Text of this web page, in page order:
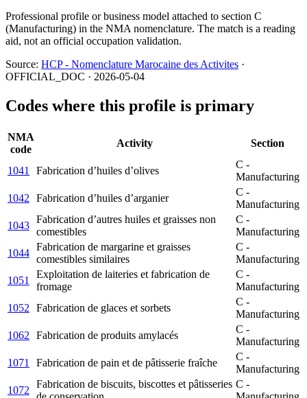
Professional profile or business model attached to section C
(Manufacturing) in the NMA nomenclature. The match is a reading
aid, not an official occupation validation.
Source: HCP - Nomenclature Marocaine des Activites ·
OFFICIAL_DOC · 2026-05-04
Codes where this profile is primary
NMA
code
Activity Section
1041 Fabrication d’huiles d’olives
C -
Manufacturing
1042
Fabrication d’huiles d’arganier
C -
Manufacturing
1043
Fabrication d’autres huiles et graisses non
comestibles
C -
Manufacturing
1044
Fabrication de margarine et graisses
comestibles similaires
C -
Manufacturing
1051
Exploitation de laiteries et fabrication de
fromage
C -
Manufacturing
1052
Fabrication de glaces et sorbets
C -
Manufacturing
1062
Fabrication de produits amylacés
C -
Manufacturing
1071
Fabrication de pain et de pâtisserie fraîche
C -
Manufacturing
1072
Fabrication de biscuits, biscottes et pâtisseries C -